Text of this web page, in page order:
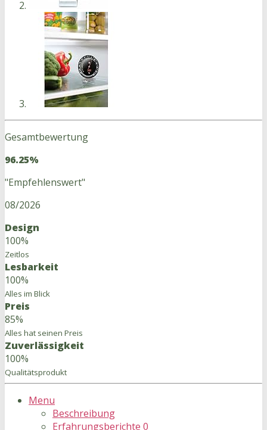
Gesamtbewertung
96.25%
"Empfehlenswert"
08/2026
Design
100%
Zeitlos
Lesbarkeit
100%
Alles im Blick
Preis
85%
Alles hat seinen Preis
Zuverlässigkeit
100%
Qualitätsprodukt
Menu
Beschreibung
Erfahrungsberichte 0